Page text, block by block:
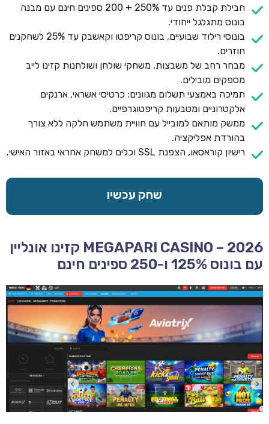
חבילת קבלת פנים עד 250% + 200 ספינים חינם עם מבנה
בונוס מתגלגל ייחודי.
בונוסי רילוד שבועיים, בונוס קריפטו וקאשבק עד 25% לשחקנים
חוזרים.
מבחר רחב של משבצות, משחקי שולחן ושולחנות קזינו לייב
מספקים מובילים.
תמיכה באמצעי תשלום מגוונים: כרטיסי אשראי, ארנקים
אלקטרוניים ומטבעות קריפטוגרפיים.
ממשק מותאם למובייל עם חוויית משתמש חלקה ללא צורך
בהורדת אפליקציה.
רישיון קוראסאו, הצפנת SSL וכלים למשחק אחראי באזור האישי.
שחק עכשיו
MEGAPARI CASINO – 2026 קזינו אונליין
עם בונוס 125% ו-250 ספינים חינם